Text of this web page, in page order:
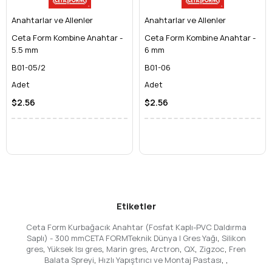
tanır.
Şok Emici Özellik:
Titreşimleri absorbe ederek kullanıcı
konforunu artırır.
300 mm Boyut: Geniş Bir Kullanım Alanı
hem de büyük boyutlu işler için idealdir. Geniş ağız açıklığı
sayesinde farklı çaplardaki bağlantı elemanlarını tek bir
anahtarla sıkma ve gevşetme esnekliği sunar.
Kullanım Alanları: Geniş Bir Yelpazede
sayesinde pek çok sektörde ve alanda vazgeçilmez bir
Otomotiv ve Mekanik Atölyeler:
onarımında, motor parçalarının montaj ve demontajında
kullanılır.
Endüstriyel Bakım:Makine ve ekipmanların periyodik
bakımlarında, ayar ve onarım işlerinde.
Anahtarlar ve Allenler
Ceta Form Kombine Anahtar -
5.5 mm
B01-05/2
Adet
$2.56
Anahtarlar ve Allenler
Ceta Form Kombine Anahtar -
6 mm
B01-06
Adet
$2.56
Etiketler
Ceta Form Kurbağacık Anahtar (Fosfat Kaplı-PVC Daldırma
Saplı) - 300 mmCETA FORMTeknik Dünya | Gres Yağı, Silikon
gres, Yüksek Isı gres, Marin gres, Arctron, QX, Zigzoc, Fren
Balata Spreyi, Hızlı Yapıştırıcı ve Montaj Pastası, ,